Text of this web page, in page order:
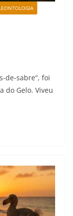
de-sabre“, foi
do Gelo. Viveu